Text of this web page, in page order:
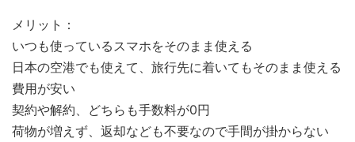
メリット：
いつも使っているスマホをそのまま使える
日本の空港でも使えて、旅行先に着いてもそのまま使える
費用が安い
契約や解約、どちらも手数料が0円
荷物が増えず、返却なども不要なので手間が掛からない